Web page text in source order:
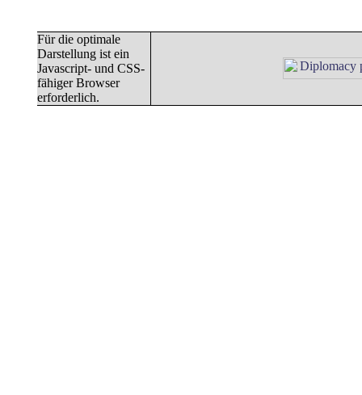
Für die optimale
Darstellung ist ein
Javascript- und CSS-
fähiger Browser
erforderlich.